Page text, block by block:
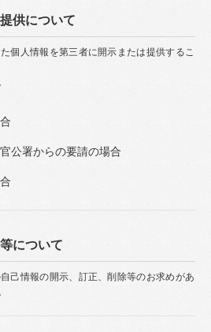
供について
個人情報を第三者に開示または提供するこ
公署からの要請の場合
について
己情報の開示、訂正、削除等のお求めがあ